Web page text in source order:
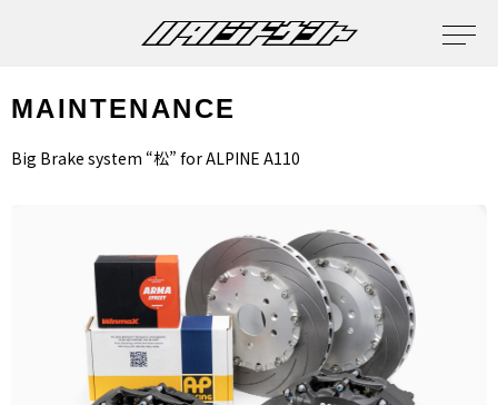
MAINTENANCE
Big Brake system “松” for ALPINE A110